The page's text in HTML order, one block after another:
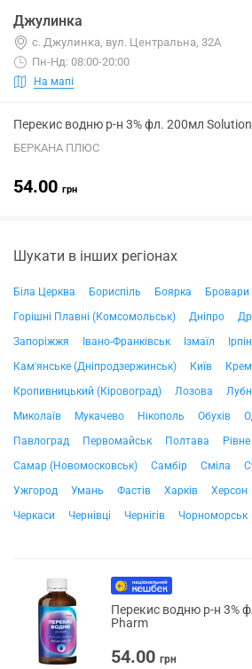
Джулинка
с. Джулинка, вул. Центральна, 32А
Пн-Нд: 08:00-20:00
На мапі
Перекис водню р-н 3% фл. 200мл
БЕРКАНА ПЛЮС
54.00 грн
Шукати в інших регіонах
Біла Церква Бориспіль Боярка Бровари
Горішні Плавні (Комсомольськ)
Дніпро
Запоріжжя
Івано-Франківськ Ізмаїл
Кам'янське (Дніпродзержинськ)
Київ
Кропивницький (Кіровоград)
Лозова
Миколаїв
Мукачево Нікополь Обухів
Павлоград
Первомайськ Полтава
Рівне
Самар (Новомосковськ)
Самбір Сміла
Ужгород
Умань Фастів Харків Херсон
Черкаси
Чернівці Чернігів Чорноморськ
Перекис водню р-н 3%
Pharm
54.00 грн